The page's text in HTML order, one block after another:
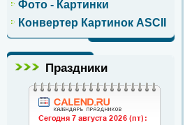
Фото - Картинки
Конвертер Картинок ASCII
Праздники